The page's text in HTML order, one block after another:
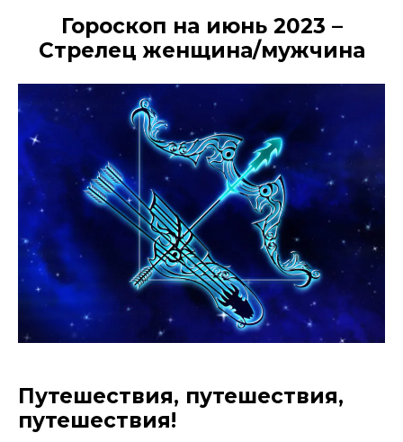
Гороскоп на июнь 2023 –
Стрелец женщина/мужчина
Путешествия, путешествия,
путешествия!